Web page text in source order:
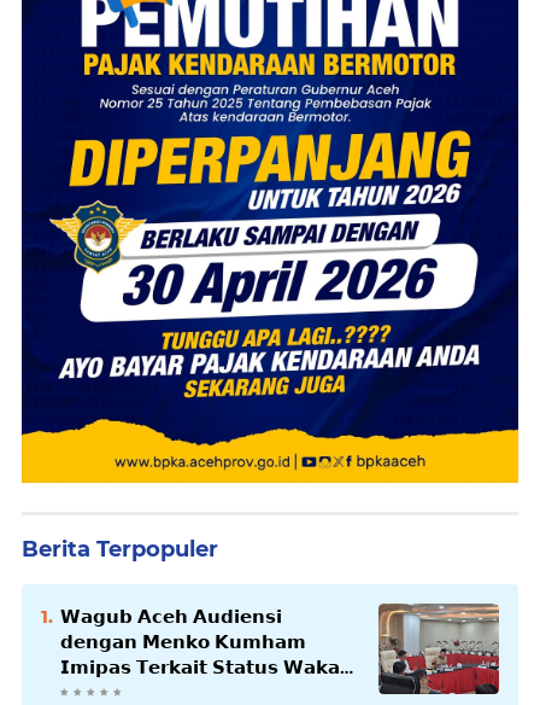
Berita Terpopuler
𝗪𝗮𝗴𝘂𝗯 𝗔𝗰𝗲𝗵 𝗔𝘂𝗱𝗶𝗲𝗻𝘀𝗶
𝗱𝗲𝗻𝗴𝗮𝗻 𝗠𝗲𝗻𝗸𝗼 𝗞𝘂𝗺𝗵𝗮𝗺
𝗜𝗺𝗶𝗽𝗮𝘀 𝗧𝗲𝗿𝗸𝗮𝗶𝘁 𝗦𝘁𝗮𝘁𝘂𝘀 𝗪𝗮𝗸𝗮𝗳
𝗕𝗹𝗮𝗻𝗴𝗽𝗮𝗱𝗮𝗻𝗴